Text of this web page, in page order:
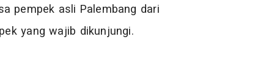
pempek asli Palembang dari
yang wajib dikunjungi.